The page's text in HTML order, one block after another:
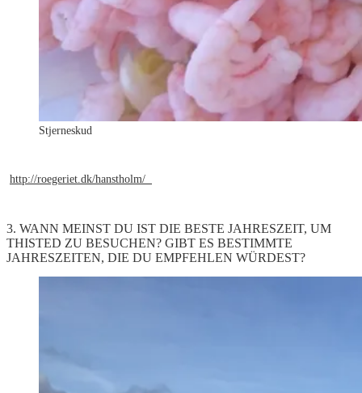
Stjerneskud
http://roegeriet.dk/hanstholm/
3. WANN MEINST DU IST DIE BESTE JAHRESZEIT, UM
THISTED ZU BESUCHEN? GIBT ES BESTIMMTE
JAHRESZEITEN, DIE DU EMPFEHLEN WÜRDEST?